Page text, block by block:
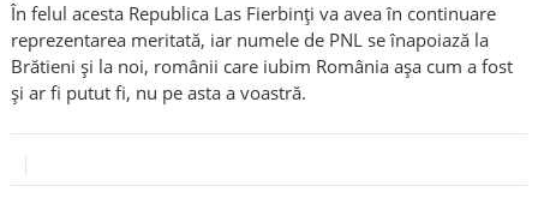
În felul acesta Republica Las Fierbinți va avea în continuare
reprezentarea meritată, iar numele de PNL se înapoiază la
Brătieni și la noi, românii care iubim România așa cum a fost
și ar fi putut fi, nu pe asta a voastră.